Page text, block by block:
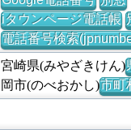
iタウンページ電話帳
電話番号検索
宮崎県(みやざきけん)
岡市(のべおかし)市町